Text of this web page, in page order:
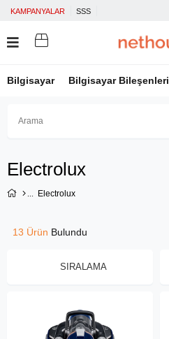
KAMPANYALAR SSS
Bilgisayar Bilgisayar Bileşenleri
Electrolux
Electrolux
SIRALAMA
13 Ürün